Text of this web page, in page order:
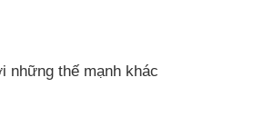
những thế mạnh khác